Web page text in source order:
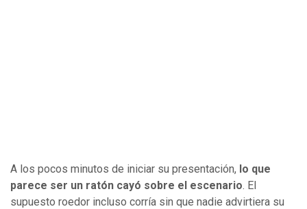
A los pocos minutos de iniciar su presentación, lo que
parece ser un ratón cayó sobre el escenario . El
supuesto roedor incluso corría sin que nadie advirtiera su